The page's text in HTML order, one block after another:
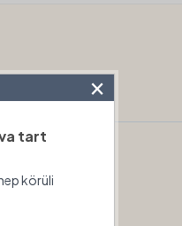
×
tart
körüli